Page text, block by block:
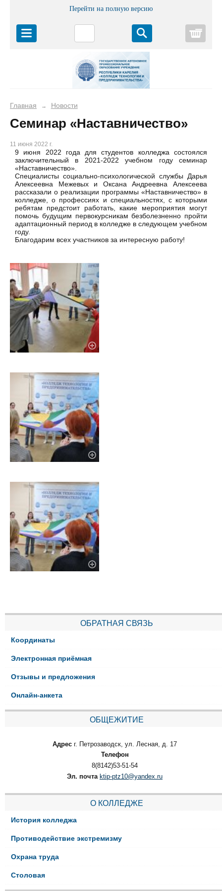
Перейти на полную версию
Главная → Новости
Семинар «Наставничество»
11 июня 2022 г.
9 июня 2022 года для студентов колледжа состоялся
заключительный в 2021-2022 учебном году семинар
«Наставничество».
Специалисты социально-психологической службы Дарья
Алексеевна Межевых и Оксана Андреевна Алексеева
рассказали о реализации программы «Наставничество» в
колледже, о профессиях и специальностях, с которыми
ребятам предстоит работать, какие мероприятия могут
помочь будущим первокурсникам безболезненно пройти
адаптационный период в колледже в следующем учебном
году.
Благодарим всех участников за интересную работу!
ОБРАТНАЯ СВЯЗЬ
Координаты
Электронная приёмная
Отзывы и предложения
Онлайн-анкета
ОБЩЕЖИТИЕ
Адрес г. Петрозаводск, ул. Лесная, д. 17
Телефон
8(8142)53-51-54
Эл. почта ktip-ptz10@yandex.ru
О КОЛЛЕДЖЕ
История колледжа
Противодействие экстремизму
Охрана труда
Столовая